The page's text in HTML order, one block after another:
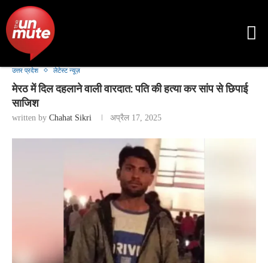
उत्तर प्रदेश लेटेस्ट न्यूज़
मेरठ में दिल दहलाने वाली वारदात: पति की हत्या कर सांप से छिपाई
साजिश
written by Chahat Sikri अप्रैल 17, 2025